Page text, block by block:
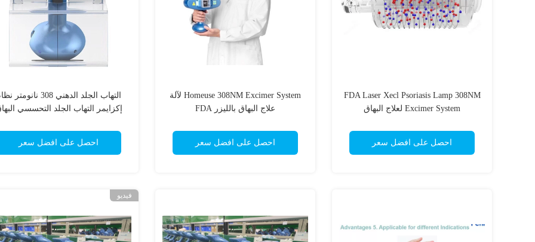
التهاب الجلد الدهني 308 نانومتر
إكزايمر التهاب الجلد التحسسي
احصل على افضل سعر
Homeuse 308NM Excimer System لآلة
علاج البهاق بالليزر FDA
احصل على افضل سعر
FDA Laser Xecl Psoriasis Lamp 308NM
Excimer System لعلاج البهاق
احصل على افضل سعر
فيديو